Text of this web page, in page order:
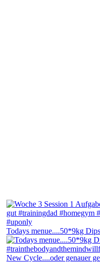
Todays menue....50*9kg
New Cycle....oder genauer